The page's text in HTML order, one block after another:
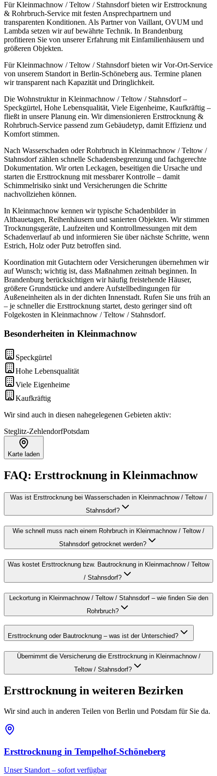
Für Kleinmachnow / Teltow / Stahnsdorf bieten wir Ersttrocknung
& Rohrbruch-Service mit festen Ansprechpartnern und
transparenten Konditionen. Als Partner von Vaillant, OVUM und
Lambda setzen wir auf bewährte Technik. In Brandenburg
profitieren Sie von unserer Erfahrung mit Einfamilienhäusern und
größeren Objekten.
Für Kleinmachnow / Teltow / Stahnsdorf bieten wir Vor-Ort-Service
von unserem Standort in Berlin-Schöneberg aus. Termine planen
wir transparent nach Kapazität und Dringlichkeit.
Die Wohnstruktur in Kleinmachnow / Teltow / Stahnsdorf –
Speckgürtel, Hohe Lebensqualität, Viele Eigenheime, Kaufkräftig –
fließt in unsere Planung ein. Wir dimensionieren Ersttrocknung &
Rohrbruch-Service passend zum Gebäudetyp, damit Effizienz und
Komfort stimmen.
Nach Wasserschaden oder Rohrbruch in Kleinmachnow / Teltow /
Stahnsdorf zählen schnelle Schadensbegrenzung und fachgerechte
Dokumentation. Wir orten Leckagen, beseitigen die Ursache und
starten die Ersttrocknung mit messbarer Kontrolle – damit
Schimmelrisiko sinkt und Versicherungen die Schritte
nachvollziehen können.
In Kleinmachnow kennen wir typische Schadenbilder in
Altbauetagen, Reihenhäusern und sanierten Objekten. Wir stimmen
Trocknungsgeräte, Laufzeiten und Kontrollmessungen mit dem
Schadenverlauf ab und informieren Sie über nächste Schritte, wenn
Estrich, Holz oder Putz betroffen sind.
Koordination mit Gutachtern oder Versicherungen übernehmen wir
auf Wunsch; wichtig ist, dass Maßnahmen zeitnah beginnen. In
Brandenburg berücksichtigen wir häufig freistehende Häuser,
größere Grundstücke und andere Aufstellbedingungen für
Außeneinheiten als in der dichten Innenstadt. Rufen Sie uns früh an
– je schneller die Ersttrocknung startet, desto geringer sind oft
Folgekosten in Kleinmachnow / Teltow / Stahnsdorf.
Besonderheiten in Kleinmachnow
Speckgürtel
Hohe Lebensqualität
Viele Eigenheime
Kaufkräftig
Wir sind auch in diesen nahegelegenen Gebieten aktiv:
Steglitz-ZehlendorfPotsdam
Karte laden
FAQ: Ersttrocknung in Kleinmachnow
Was ist Ersttrocknung bei Wasserschaden in Kleinmachnow / Teltow /
Stahnsdorf?
Wie schnell muss nach einem Rohrbruch in Kleinmachnow / Teltow /
Stahnsdorf getrocknet werden?
Was kostet Ersttrocknung bzw. Bautrocknung in Kleinmachnow / Teltow
/ Stahnsdorf?
Leckortung in Kleinmachnow / Teltow / Stahnsdorf – wie finden Sie den
Rohrbruch?
Ersttrocknung oder Bautrocknung – was ist der Unterschied?
Übernimmt die Versicherung die Ersttrocknung in Kleinmachnow /
Teltow / Stahnsdorf?
Ersttrocknung in weiteren Bezirken
Wir sind auch in anderen Teilen von Berlin und Potsdam für Sie da.
Ersttrocknung in Tempelhof-Schöneberg
Unser Standort – sofort verfügbar